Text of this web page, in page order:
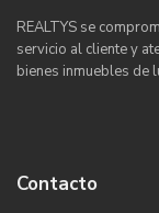
REALTYS se
servicio al cliente y
bienes inmuebles de
Contacto